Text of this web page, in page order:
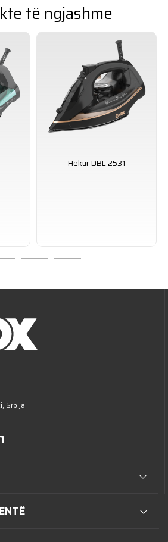
depërton në pengesat e
në mënyrë të ndryshueshme, avull
të ngjashme
Hekur DBL 2531
Srbija